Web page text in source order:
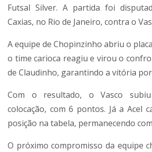
Futsal Silver. A partida foi
Caxias, no Rio de Janeiro, contra o
A equipe de Chopinzinho abriu o
o time carioca reagiu e virou o
de Claudinho, garantindo a vitória por
Com o resultado, o Vasco
colocação, com 6 pontos. Já a Acel
posição na tabela, permanecendo
O próximo compromisso da equipe